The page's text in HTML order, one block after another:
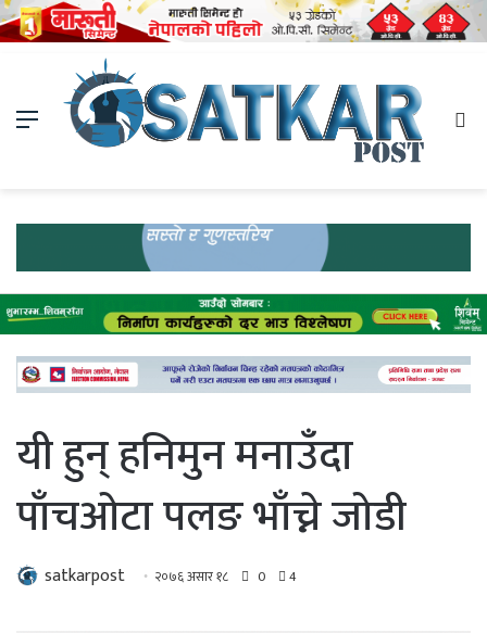
Menu
यी हुन् हनिमुन मनाउँदा
पाँचओटा पलङ भाँच्ने जोडी
satkarpost २०७६ असार १८ 0 4